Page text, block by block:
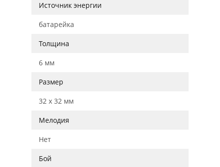
Источник энергии
батарейка
Толщина
6 мм
Размер
32 x 32 мм
Мелодия
Нет
Бой